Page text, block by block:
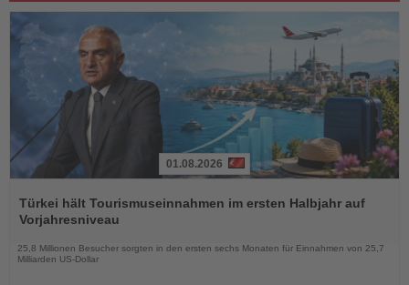
Sie
die
Nachrichten
01.08.2026
Türkei hält Tourismuseinnahmen im ersten Halbjahr auf
Vorjahresniveau
25,8 Millionen Besucher sorgten in den ersten sechs Monaten für Einnahmen von 25,7
Milliarden US-Dollar